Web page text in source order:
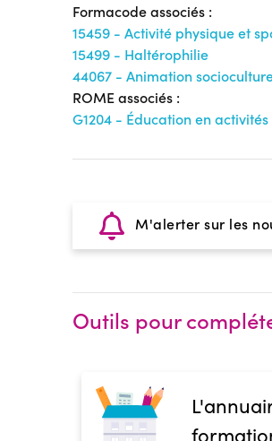
Formacode associés :
15459 - Activité physique et
15499 - Haltérophilie
44067 - Animation
ROME associés :
G1204 - Éducation en
M'alerter sur les
Outils pour